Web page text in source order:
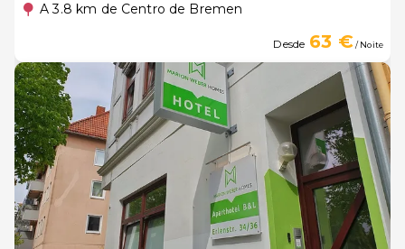
A 3.8 km de Centro de Bremen
Desde 63 €/ Noite